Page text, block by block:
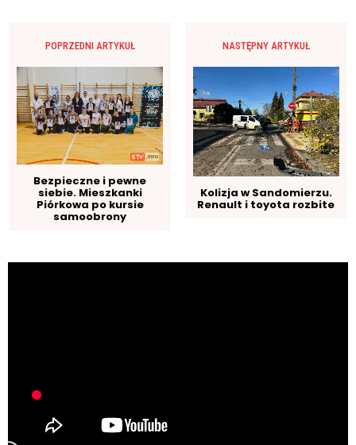
POPRZEDNI ARTYKUŁ
Bezpieczne i pewne
siebie. Mieszkanki
Piórkowa po kursie
samoobrony
NASTĘPNY ARTYKUŁ
Kolizja w Sandomierzu.
Renault i toyota rozbite